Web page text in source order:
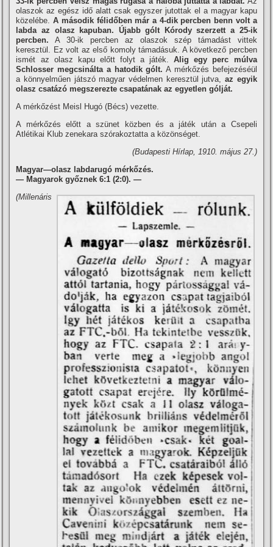
olaszok az egész idő alatt csak egyszer jutottak el a magyar kapu
közelébe.A második félidőben már a 4-dik percben benn volt a
labda az olasz kapuban. Újabb gólt Kórody szerzett a 25-ik
percben. A 30-ik percben az olaszok szép támadást vittek
keresztül. Ez volt az első komoly támadásuk. A következő percben
ismét az olasz kapu előtt folyt a játék.Alig egy perc múlva
Schlosser megcsinálta a hatodik gólt. A mérkőzés befejezéséül
a könnyelműen játszó magyar védelmen keresztül jutva, az egyik
olasz csatázó megszerezte csapatának az egyetlen gólját.
A mérkőzést Meisl Hugó (Bécs) vezette.
A mérkőzés előtt a szünet közben és a játék után a Csepeli
Atlétikai Klub zenekara szórakoztatta a közönséget.
(Budapesti Hí­rlap, 1910. május 27.)
Magyar—olasz labdarugó mérkőzés.
— Magyarok győznek 6:1 (2:0). —
(Millenáris